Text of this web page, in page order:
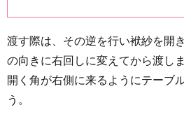
渡す際は、その逆を行い袱紗を開
の向きに右回しに変えてから渡しま
開く角が右側に来るようにテーブ
う。